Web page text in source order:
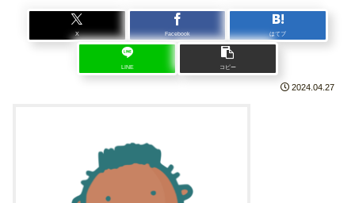
X Facebook はてブ
LINE コピー
2024.04.27